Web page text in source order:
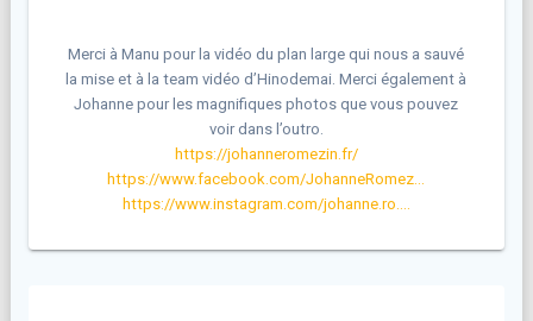
Merci à Manu pour la vidéo du plan large qui nous a sauvé
la mise et à la team vidéo d’Hinodemai. Merci également à
Johanne pour les magnifiques photos que vous pouvez
voir dans l’outro.
https://johanneromezin.fr/
https://www.facebook.com/JohanneRomez…
https://www.instagram.com/johanne.ro….